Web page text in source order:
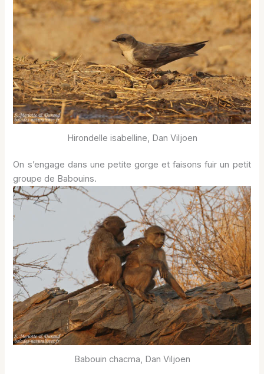
Hirondelle isabelline, Dan Viljoen
On s’engage dans une petite gorge et faisons fuir un petit
groupe de Babouins.
Babouin chacma, Dan Viljoen